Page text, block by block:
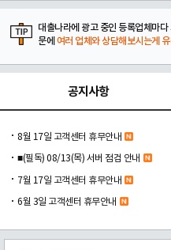
대출나라에 광고 중인 등록업체마
문에 여러 업체와 상담해보시는게 유
공지사항
8월 17일 고객센터 휴무안내
■(필독) 08/13(목) 서버 점검 안내
7월 17일 고객센터 휴무안내
6월 3일 고객센터 휴무안내